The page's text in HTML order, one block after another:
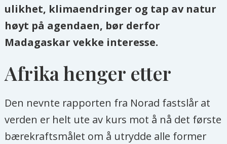
ulikhet, klimaendringer og tap av natur
høyt på agendaen, bør derfor
Madagaskar vekke interesse.
Afrika henger etter
Den nevnte rapporten fra Norad fastslår at
verden er helt ute av kurs mot å nå det første
bærekraftsmålet om å utrydde alle former